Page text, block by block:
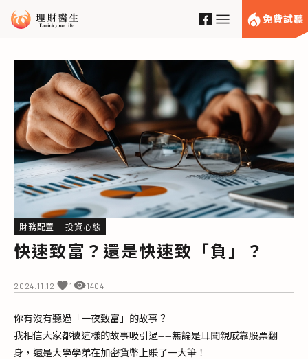
免費試聽
財務配置 投資心態
快速致富？還是快速致「負」？
2024.11.12 1404
你有沒有聽過「一夜致富」的故事？
我相信大家都被這樣的故事吸引過——無論是耳聞親戚靠股票翻
身，還是大學學弟在加密貨幣上賺了一大筆！